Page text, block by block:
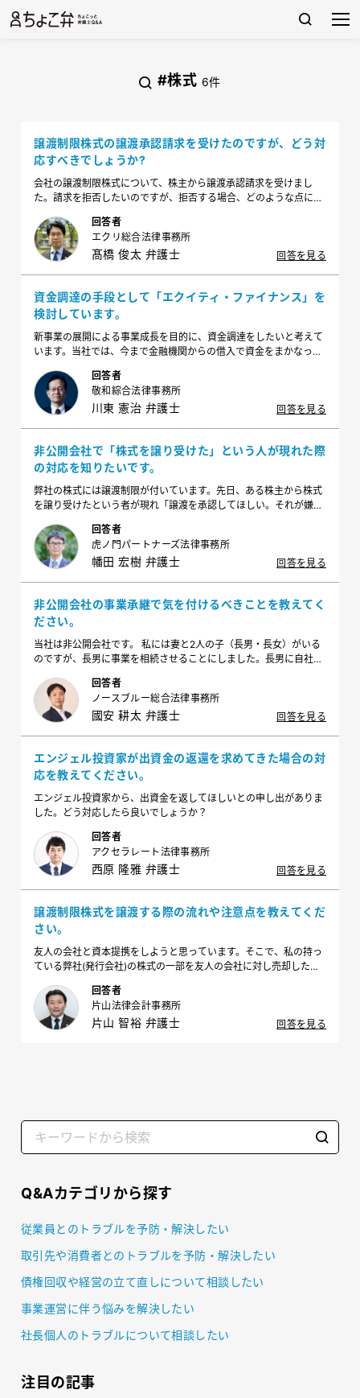
#株式 6件
譲渡制限株式の譲渡承認請求を受けたのですが、どう対
応すべきでしょうか?
会社の譲渡制限株式について、株主から譲渡承認請求を受けまし
た。請求を拒否したいのですが、拒否する場合、どのような点に注
回答者
エクリ総合法律事務所
髙橋 俊太 弁護士 回答を見る
資金調達の手段として「エクイティ・ファイナンス」を
検討しています。
新事業の展開による事業成長を目的に、資金調達をしたいと考えて
います。当社では、今まで金融機関からの借入で資金をまかなって
ス」もあると耳にしました。 そもそも「エクイティ・ファイナン
ス」とは何でしょうか、またどのようなメリット・デメリットがあ
るのでしょうか？
回答者
敬和綜合法律事務所
川東 憲治 弁護士 回答を見る
非公開会社で「株式を譲り受けた」という人が現れた際
の対応を知りたいです。
弊社の株式には譲渡制限が付いています。先日、ある株主から株式
を譲り受けたという者が現れ「譲渡を承認してほしい。それが嫌な
認めたくないのですが、他方で譲渡人を株主のままにするのも良く
ない気がします。どうすればよいでしょうか？
回答者
虎ノ門パートナーズ法律事務所
幡田 宏樹 弁護士 回答を見る
非公開会社の事業承継で気を付けるべきことを教えてく
ださい。
当社は非公開会社です。 私には妻と2人の子（長男・長女）がいる
のですが、長男に事業を相続させることにしました。長男に自社株
くべきことや気を付けるべきことはありますか？
回答者
ノースブルー総合法律事務所
國安 耕太 弁護士 回答を見る
エンジェル投資家が出資金の返還を求めてきた場合の対
応を教えてください。
エンジェル投資家から、出資金を返してほしいとの申し出がありま
した。どう対応したら良いでしょうか？
回答者
アクセラレート法律事務所
西原 隆雅 弁護士 回答を見る
譲渡制限株式を譲渡する際の流れや注意点を教えてくだ
さい。
友人の会社と資本提携をしようと思っています。そこで、私の持っ
ている弊社(発行会社)の株式の一部を友人の会社に対し売却したい
を譲渡する際の流れや注意点を教えてください。
回答者
片山法律会計事務所
片山 智裕 弁護士 回答を見る
Q&Aカテゴリから探す
従業員とのトラブルを予防・解決したい
取引先や消費者とのトラブルを予防・解決したい
債権回収や経営の立て直しについて相談したい
事業運営に伴う悩みを解決したい
社長個人のトラブルについて相談したい
注目の記事